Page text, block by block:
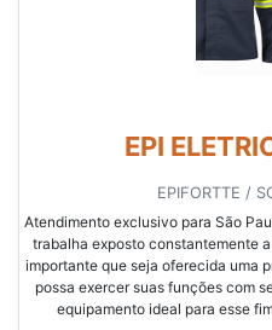
EPI
EPIFORTTE /
Atendimento exclusivo para São
trabalha exposto constantemente
importante que seja oferecida uma
possa exercer suas funções com
equipamento ideal para esse